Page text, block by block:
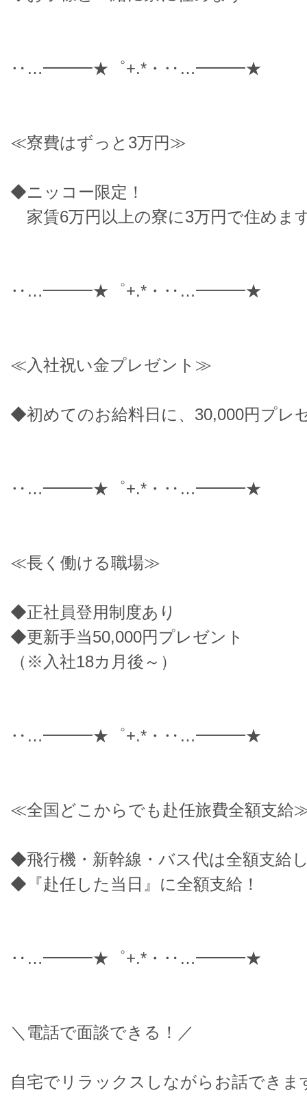
‥…━━━★゜+.*・‥…━━━★
≪寮費はずっと3万円≫
◆ニッコー限定！
家賃6万円以上の寮に3万円で住めま
‥…━━━★゜+.*・‥…━━━★
≪入社祝い金プレゼント≫
◆初めてのお給料日に、30,000円プレ
‥…━━━★゜+.*・‥…━━━★
≪長く働ける職場≫
◆正社員登用制度あり
◆更新手当50,000円プレゼント
（※入社18カ月後～）
‥…━━━★゜+.*・‥…━━━★
≪全国どこからでも赴任旅費全額支給
◆飛行機・新幹線・バス代は全額支給
◆『赴任した当日』に全額支給！
‥…━━━★゜+.*・‥…━━━★
＼電話で面談できる！／
自宅でリラックスしながらお話でき